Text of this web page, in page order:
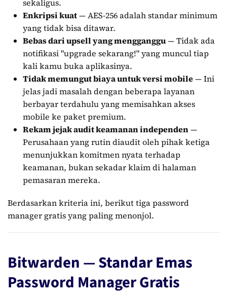
sekaligus.
Enkripsi kuat— AES-256 adalah standar minimum
yang tidak bisa ditawar.
Bebas dari upsell yang mengganggu— Tidak ada
notifikasi "upgrade sekarang!" yang muncul tiap
kali kamu buka aplikasinya.
Tidak memungut biaya untuk versi mobile— Ini
jelas jadi masalah dengan beberapa layanan
berbayar terdahulu yang memisahkan akses
mobile ke paket premium.
Rekam jejak audit keamanan independen—
Perusahaan yang rutin diaudit oleh pihak ketiga
menunjukkan komitmen nyata terhadap
keamanan, bukan sekadar klaim di halaman
pemasaran mereka.
Berdasarkan kriteria ini, berikut tiga password
manager gratis yang paling menonjol.
Bitwarden — Standar Emas
Password Manager Gratis